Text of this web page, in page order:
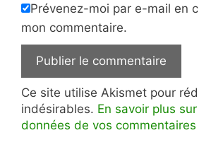
Prévenez-moi par e-mail en
mon commentaire.
Ce site utilise Akismet pour
indésirables. En savoir plus
données de vos